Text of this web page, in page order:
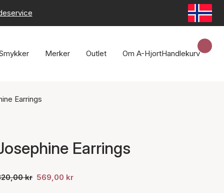
Merker Outlet Om A-HjortHandlekurv
Earrings
Earrings
kr 569,00 kr